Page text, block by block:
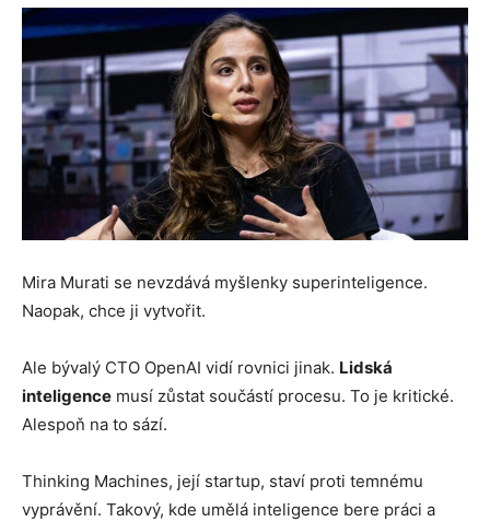
Mira Murati se nevzdává myšlenky superinteligence.
Naopak, chce ji vytvořit.
Ale bývalý CTO OpenAI vidí rovnici jinak. Lidská
inteligence musí zůstat součástí procesu. To je kritické.
Alespoň na to sází.
Thinking Machines, její startup, staví proti temnému
vyprávění. Takový, kde umělá inteligence bere práci a